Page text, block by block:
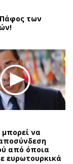
Πάφος των
να
από όποια
ευρωτουρκικά